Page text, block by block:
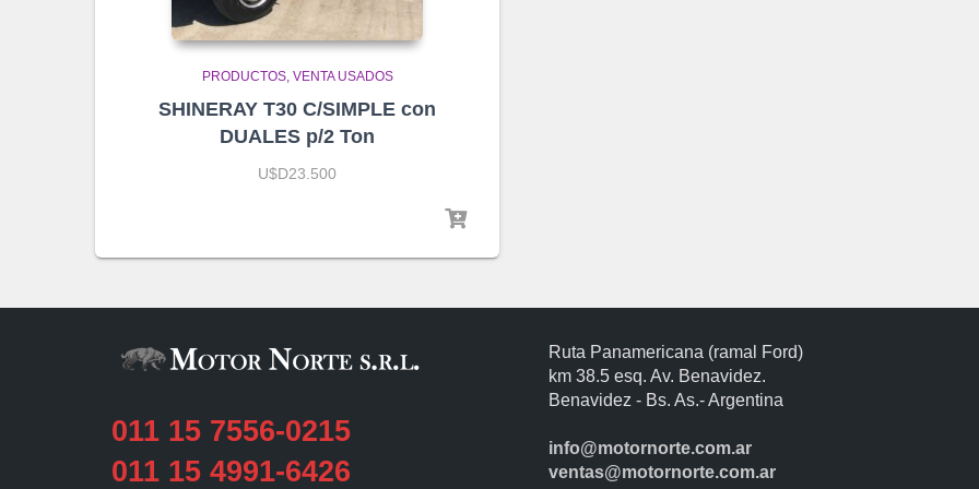
PRODUCTOS VENTA USADOS
SHINERAY T30 C/SIMPLE con
DUALES p/2 Ton
U$D23.500
011 15 7556-0215
011 15 4991-6426
Ruta Panamericana (ramal Ford)
km 38.5 esq. Av. Benavidez.
Benavidez - Bs. As.- Argentina
info@motornorte.com.ar
ventas@motornorte.com.ar